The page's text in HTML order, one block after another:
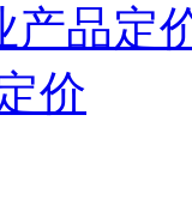
产品定
价